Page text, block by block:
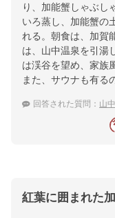
り、加能蟹しゃぶし
いろ蒸し、加能蟹の
れる。朝食は、加賀
は、山中温泉を引湯
は渓谷を望め、家族
また、サウナも有る
回答された質問： 山中
紅葉に囲まれた